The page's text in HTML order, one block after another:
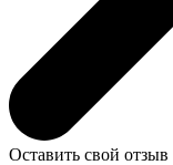
Оставить свой отзыв